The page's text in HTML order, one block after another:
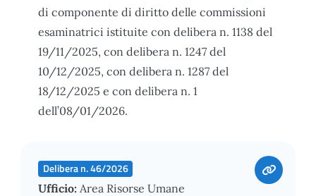
di componente di diritto delle commissioni
esaminatrici istituite con delibera n. 1138 del
19/11/2025, con delibera n. 1247 del
10/12/2025, con delibera n. 1287 del
18/12/2025 e con delibera n. 1
dell’08/01/2026.
Delibera n. 46/2026
Ufficio: Area Risorse Umane